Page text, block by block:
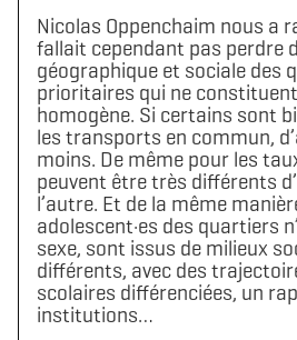
Nicolas Oppenchaim nous a
fallait cependant pas perdre
géographique et sociale des
prioritaires qui ne
homogène. Si certains sont
les transports en commun,
moins. De même pour les
peuvent être très différents
l’autre. Et de la même
adolescent·es des quartiers
sexe, sont issus de milieux
différents, avec des
scolaires différenciées, un
institutions…